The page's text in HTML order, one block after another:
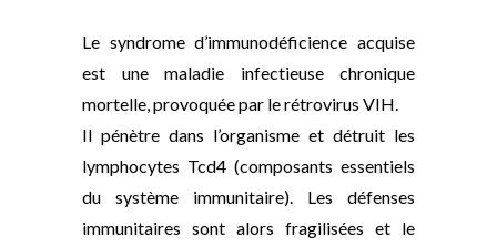
Le syndrome d’immunodéficience acquise
est une maladie infectieuse chronique
mortelle, provoquée par le rétrovirus VIH.
Il pénètre dans l’organisme et détruit les
lymphocytes Tcd4 (composants essentiels
du système immunitaire). Les défenses
immunitaires sont alors fragilisées et le